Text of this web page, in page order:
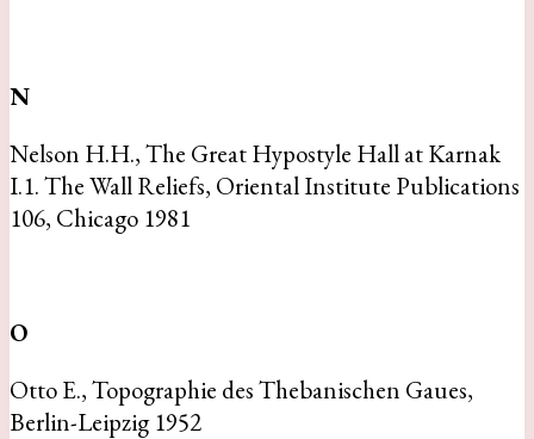
N
Nelson H.H., The Great Hypostyle Hall at Karnak
I.1. The Wall Reliefs, Oriental Institute Publications
106, Chicago 1981
O
Otto E., Topographie des Thebanischen Gaues,
Berlin-Leipzig 1952